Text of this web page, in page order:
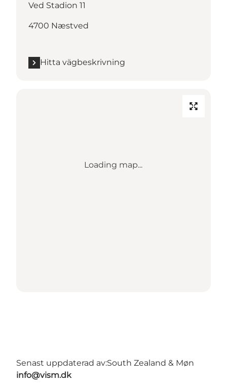
Ved Stadion 11
4700 Næstved
Hitta vägbeskrivning
Loading map...
Senast uppdaterad av:South Zealand & Møn
info@vism.dk